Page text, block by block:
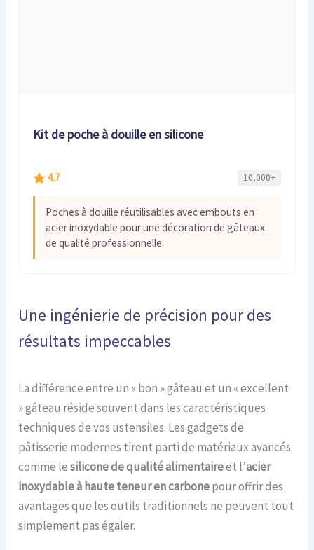
Kit de poche à douille en silicone
4.7 10,000+
Poches à douille réutilisables avec embouts en
acier inoxydable pour une décoration de gâteaux
de qualité professionnelle.
Une ingénierie de précision pour des
résultats impeccables
La différence entre un « bon » gâteau et un « excellent
» gâteau réside souvent dans les caractéristiques
techniques de vos ustensiles. Les gadgets de
pâtisserie modernes tirent parti de matériaux avancés
comme lesilicone de qualité alimentaireet l’acier
inoxydable à haute teneur en carbonepour offrir des
avantages que les outils traditionnels ne peuvent tout
simplement pas égaler.